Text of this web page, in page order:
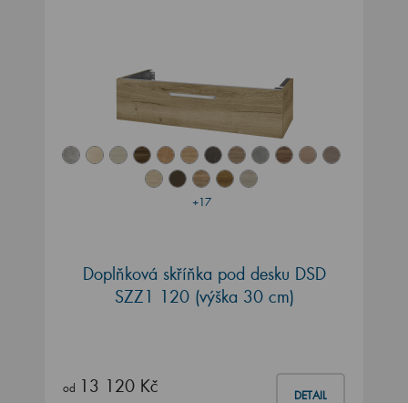
+17
Doplňková skříňka pod desku DSD
SZZ1 120 (výška 30 cm)
od 13 120 Kč DETAIL